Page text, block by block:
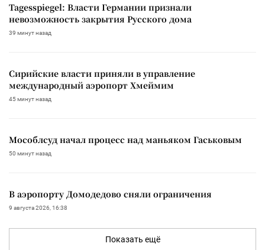
Tagesspiegel: Власти Германии признали
невозможность закрытия Русского дома
39 минут назад
Сирийские власти приняли в управление
международный аэропорт Хмеймим
45 минут назад
Мособлсуд начал процесс над маньяком Гаськовым
50 минут назад
В аэропорту Домодедово сняли ограничения
9 августа 2026, 16:38
Показать ещё